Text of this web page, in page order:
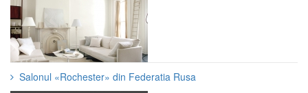
Salonul «Rochester» din Federatia Rusa